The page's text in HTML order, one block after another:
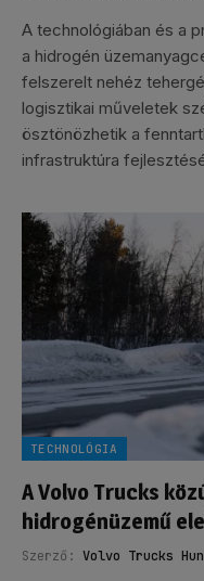
A technológiában és a
a hidrogén
felszerelt nehéz
logisztikai műveletek
ösztönözhetik a
infrastruktúra
TECHNOLÓGIA
A Volvo Trucks
hidrogénüzemű
Szerző: Volvo Trucks